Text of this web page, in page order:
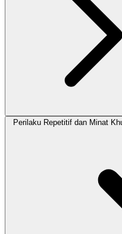
Perilaku Repetitif dan Minat